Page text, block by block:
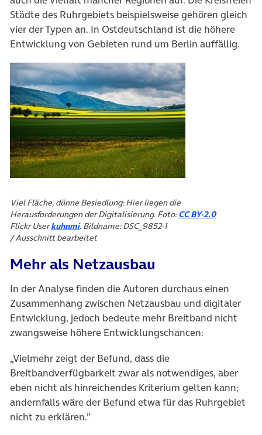
Städte des Ruhrgebiets beispielsweise gehören gleich
vier der Typen an. In Ostdeutschland ist die höhere
Entwicklung von Gebieten rund um Berlin auffällig.
Viel Fläche, dünne Besiedlung: Hier liegen die
Herausforderungen der Digitalisierung. Foto:CC BY-2.0
Flickr Userkuhnmi(öffnet in neuem Tab)
. Bildname: DSC_9852-1
/ Ausschnitt bearbeitet
Mehr als Netzausbau
In der Analyse finden die Autoren durchaus einen
Zusammenhang zwischen Netzausbau und digitaler
Entwicklung, jedoch bedeute mehr Breitband nicht
zwangsweise höhere Entwicklungschancen:
„Vielmehr zeigt der Befund, dass die
Breitbandverfügbarkeit zwar als notwendiges, aber
eben nicht als hinreichendes Kriterium gelten kann;
andernfalls wäre der Befund etwa für das Ruhrgebiet
nicht zu erklären.”